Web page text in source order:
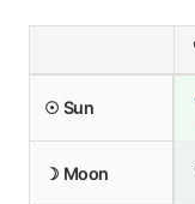
☉ Sun
☽ Moon